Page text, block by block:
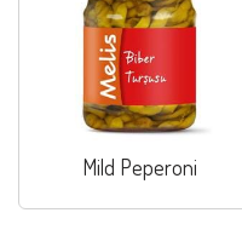
Mild Peperoni